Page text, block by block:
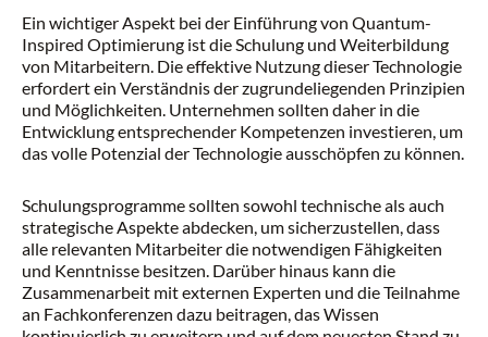
Ein wichtiger Aspekt bei der Einführung von Quantum-
Inspired Optimierung ist die Schulung und Weiterbildung
von Mitarbeitern. Die effektive Nutzung dieser Technologie
erfordert ein Verständnis der zugrundeliegenden Prinzipien
und Möglichkeiten. Unternehmen sollten daher in die
Entwicklung entsprechender Kompetenzen investieren, um
das volle Potenzial der Technologie ausschöpfen zu können.
Schulungsprogramme sollten sowohl technische als auch
strategische Aspekte abdecken, um sicherzustellen, dass
alle relevanten Mitarbeiter die notwendigen Fähigkeiten
und Kenntnisse besitzen. Darüber hinaus kann die
Zusammenarbeit mit externen Experten und die Teilnahme
an Fachkonferenzen dazu beitragen, das Wissen